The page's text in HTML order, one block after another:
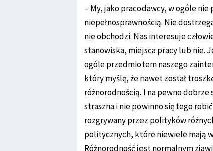
– My, jako pracodawcy, w ogóle
niepełnosprawnością. Nie
nie obchodzi. Nas interesuje
stanowiska, miejsca pracy lub nie.
ogóle przedmiotem naszego
który myślę, że nawet został
różnorodnością. I na pewno
straszna i nie powinno się tego
rozgrywany przez polityków
politycznych, które niewiele mają
Różnorodność jest normalnym